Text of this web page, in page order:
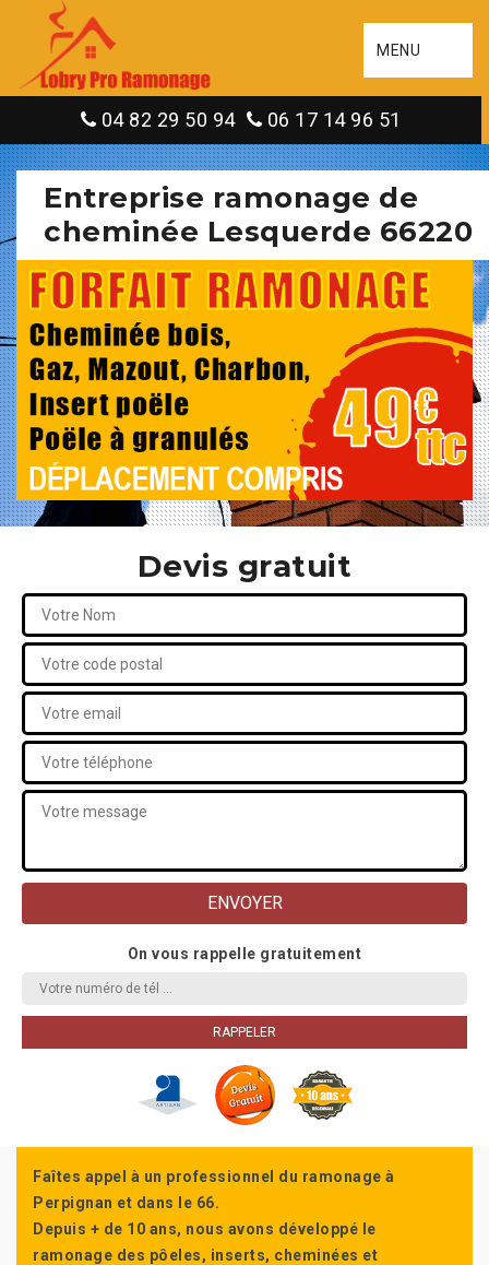
MENU
04 82 29 50 94 06 17 14 96 51
Entreprise ramonage de
cheminée Lesquerde 66220
Devis gratuit
On vous rappelle gratuitement
Faîtes appel à un professionnel du ramonage à
Perpignan et dans le 66.
Depuis + de 10 ans, nous avons développé le
ramonage des pôeles, inserts, cheminées et